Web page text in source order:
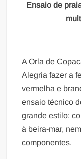
Ensaio de
A Orla de
Alegria fazer a
vermelha e
ensaio técnico
grande estilo:
à beira-mar,
componentes.